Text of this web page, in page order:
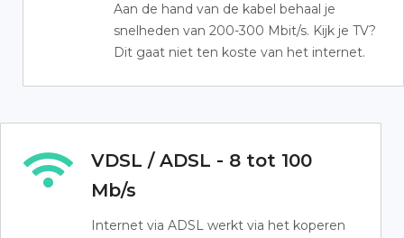
Aan de hand van de kabel behaal je
snelheden van 200-300 Mbit/s. Kijk je TV?
Dit gaat niet ten koste van het internet.
VDSL / ADSL - 8 tot 100
Mb/s
Internet via ADSL werkt via het koperen